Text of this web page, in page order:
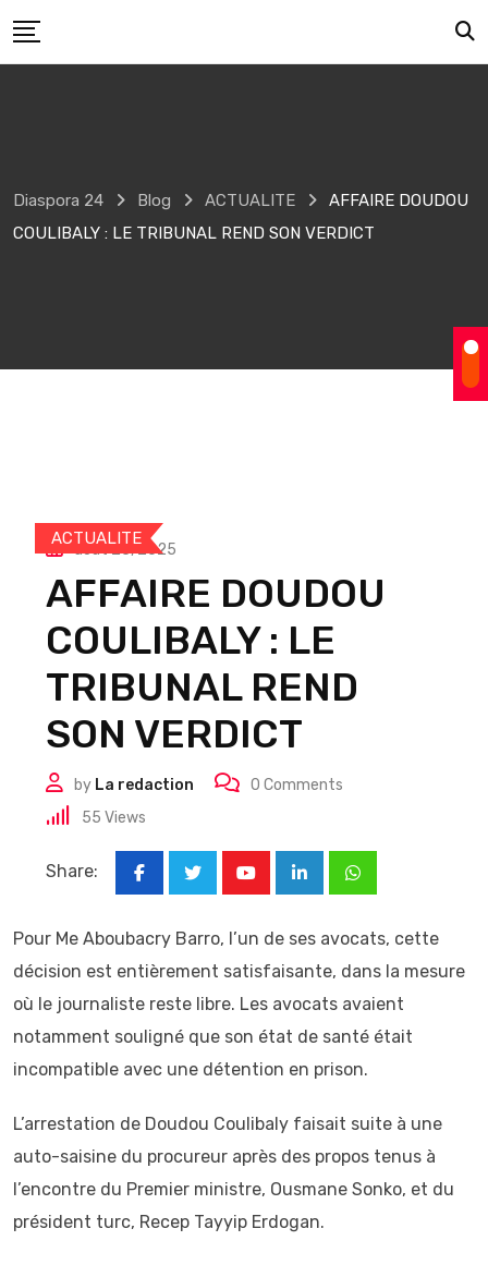
to
Diaspora 24 Blog ACTUALITE
AFFAIRE DOUDOU
COULIBALY : LE TRIBUNAL REND SON VERDICT
ACTUALITE
août 25, 2025
AFFAIRE DOUDOU
COULIBALY : LE
TRIBUNAL REND
SON VERDICT
by La redaction 0 Comments
55 Views
Share:
LinkedInWhatsapp
Pour Me Aboubacry Barro, l’un de ses avocats, cette
décision est entièrement satisfaisante, dans la mesure
où le journaliste reste libre. Les avocats avaient
notamment souligné que son état de santé était
incompatible avec une détention en prison.
L’arrestation de Doudou Coulibaly faisait suite à une
auto-saisine du procureur après des propos tenus à
l’encontre du Premier ministre, Ousmane Sonko, et du
président turc, Recep Tayyip Erdogan.